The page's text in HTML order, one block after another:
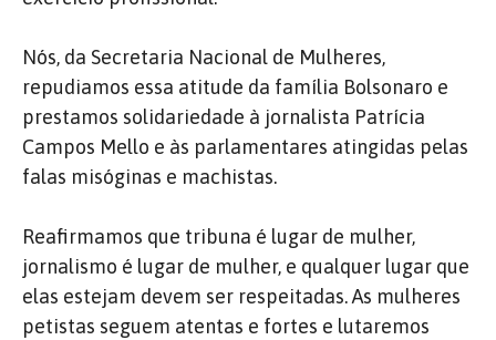
Nós, da Secretaria Nacional de Mulheres,
repudiamos essa atitude da família Bolsonaro e
prestamos solidariedade à jornalista Patrícia
Campos Mello e às parlamentares atingidas pelas
falas misóginas e machistas.
Reafirmamos que tribuna é lugar de mulher,
jornalismo é lugar de mulher, e qualquer lugar que
elas estejam devem ser respeitadas. As mulheres
petistas seguem atentas e fortes e lutaremos